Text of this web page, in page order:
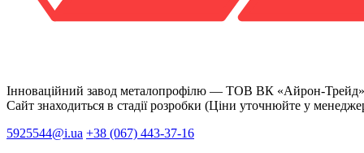
Інноваційний завод металопрофілю — ТОВ ВК «Айрон-Трейд»
Сайт знаходиться в стадії розробки (Ціни уточнюйте у
5925544@i.ua +38 (067) 443-37-16